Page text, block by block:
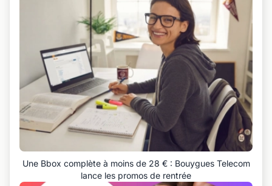
Une Bbox complète à moins de 28 € : Bouygues Telecom
lance les promos de rentrée